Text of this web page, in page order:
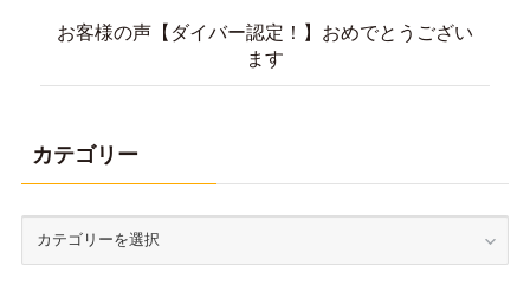
お客様の声【ダイバー認定！】おめでとうござい
ます
カテゴリー